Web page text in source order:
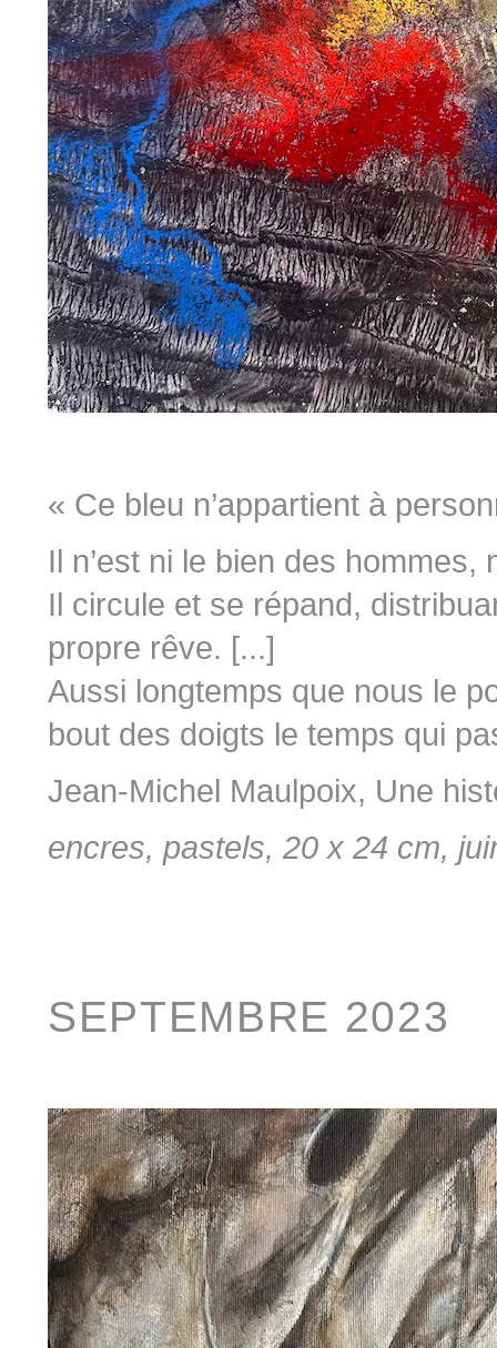
« Ce bleu n’appartient à
Il n’est ni le bien des
Il circule et se répand,
propre rêve. [...]
Aussi longtemps que nous le
bout des doigts le temps qui
Jean-Michel Maulpoix, Une
encres, pastels, 20 x 24 cm,
SEPTEMBRE 2023